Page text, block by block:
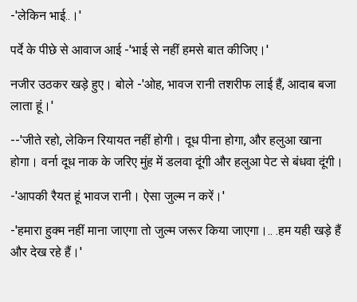
-'लेकिन भाई..।'
पर्दे के पीछे से आवाज आई -'भाई से नहीं हमसे बात कीजिए।'
नजीर उठकर खड़े हुए। बोले -'ओह, भावज रानी तशरीफ लाई हैं, आदाब बजा
लाता हूं।'
--'जीते रहो, लेकिन रियायत नहीं होगी। दूध पीना होगा, और हलुआ खाना
होगा। वर्ना दूध नाक के जरिए मुंह में डलवा दूंगी और हलुआ पेट से बंधवा दूंगी।
-'आपकी रैयत हूं भावज रानी। ऐसा जुल्म न करें।'
-'हमारा हुक्म नहीं माना जाएगा तो जुल्म जरूर किया जाएगा।.. .हम यही खड़े हैं
और देख रहे हैं।'